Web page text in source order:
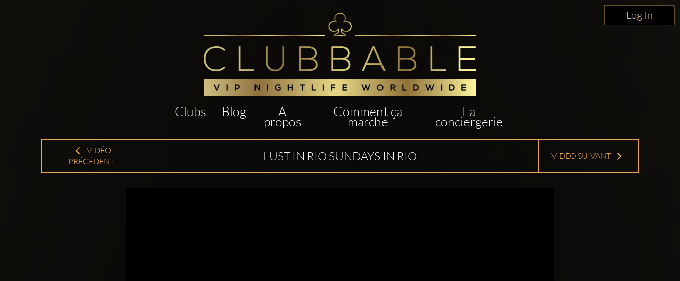
Log In
Clubs Blog A
propos
Comment ça
marche
La
conciergerie
VIDÉO
PRÉCÉDENT
LUST IN RIO SUNDAYS IN RIO VIDÉO SUIVANT